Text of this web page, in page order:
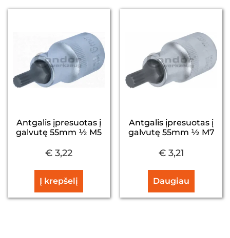
Antgalis įpresuotas į
galvutę 55mm ½ M5
€ 3,22
Į krepšelį
Antgalis įpresuotas į
galvutę 55mm ½ M7
€3,21
Daugiau